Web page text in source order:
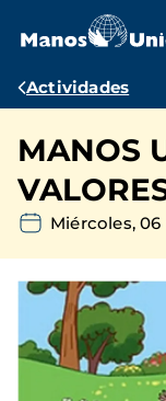
contenido
Ruta
Actividades
MANOS
Miércoles,